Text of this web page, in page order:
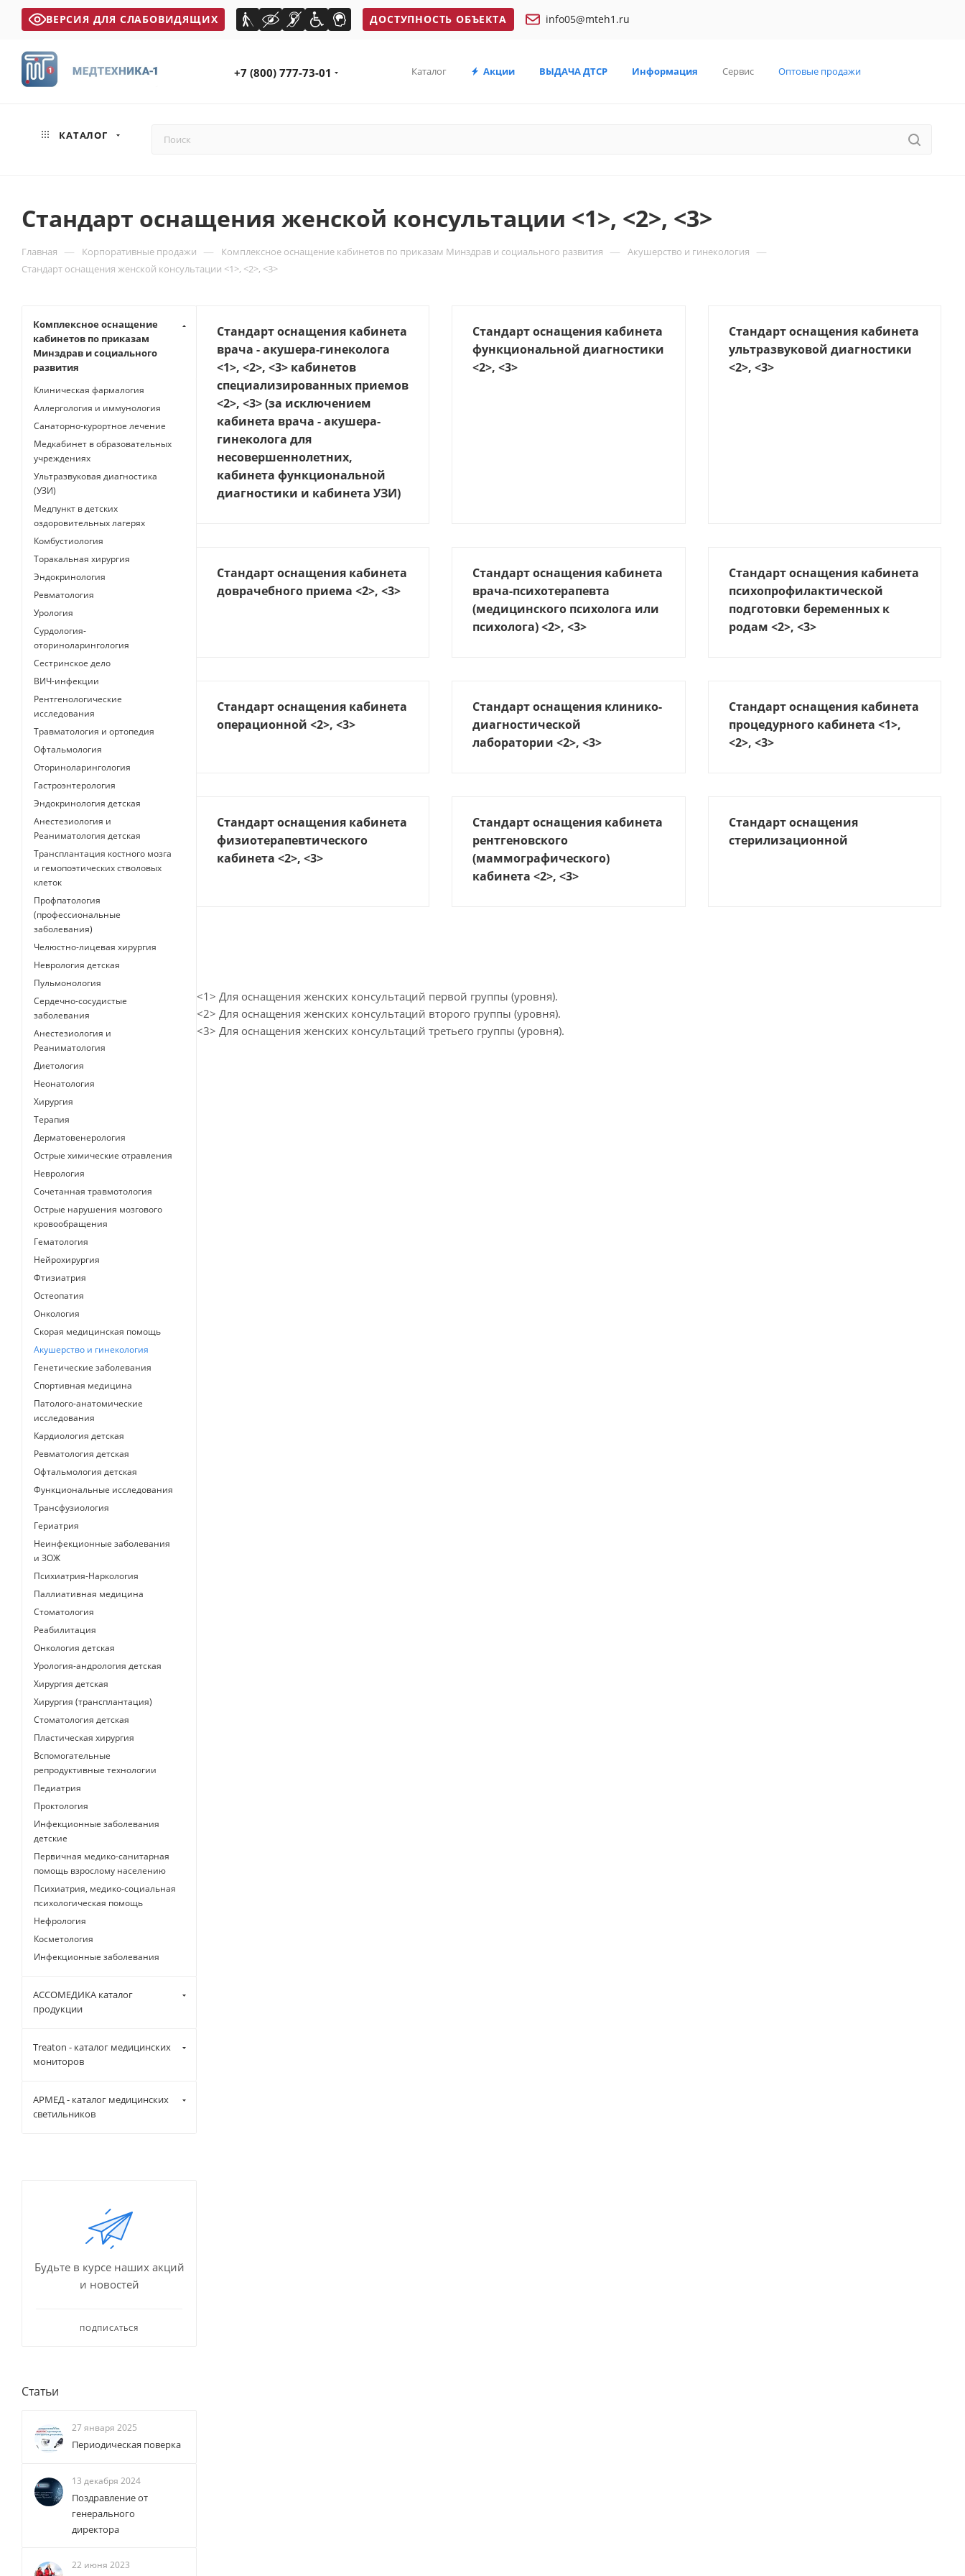
ВЕРСИЯ ДЛЯ СЛАБОВИДЯЩИХ ДОСТУПНОСТЬ ОБЪЕКТА info05@mteh1.ru
+7 (800) 777-73-01 Каталог Акции ВЫДАЧА ДТСР Информация Сервис Оптовые продажи
КАТАЛОГ
Стандарт оснащения женской консультации <1>, <2>, <3>
Главная — Корпоративные продажи — Комплексное оснащение кабинетов по приказам Минздрав и социального развития — Акушерство и гинекология —
Стандарт оснащения женской консультации <1>, <2>, <3>
Стандарт оснащения кабинета
врача - акушера-гинеколога
<1>, <2>, <3> кабинетов
специализированных приемов
<2>, <3> (за исключением
кабинета врача - акушера-
гинеколога для
несовершеннолетних,
кабинета функциональной
диагностики и кабинета УЗИ)
Стандарт оснащения кабинета
функциональной диагностики
<2>, <3>
Стандарт оснащения кабинета
ультразвуковой диагностики
<2>, <3>
Стандарт оснащения кабинета
доврачебного приема <2>, <3>
Стандарт оснащения кабинета
врача-психотерапевта
(медицинского психолога или
психолога) <2>, <3>
Стандарт оснащения кабинета
психопрофилактической
подготовки беременных к
родам <2>, <3>
Стандарт оснащения кабинета
операционной <2>, <3>
Стандарт оснащения клинико-
диагностической
лаборатории <2>, <3>
Стандарт оснащения кабинета
процедурного кабинета <1>,
<2>, <3>
Стандарт оснащения кабинета
физиотерапевтического
кабинета <2>, <3>
Стандарт оснащения кабинета
рентгеновского
(маммографического)
кабинета <2>, <3>
Стандарт оснащения
стерилизационной
<1> Для оснащения женских консультаций первой группы (уровня).
<2> Для оснащения женских консультаций второго группы (уровня).
<3> Для оснащения женских консультаций третьего группы (уровня).
Комплексное оснащение
кабинетов по приказам
Минздрав и социального
развития
Клиническая фармалогия
Аллергология и иммунология
Санаторно-курортное лечение
Медкабинет в образовательных
учреждениях
Ультразвуковая диагностика
(УЗИ)
Медпункт в детских
оздоровительных лагерях
Комбустиология
Торакальная хирургия
Эндокринология
Ревматология
Урология
Сурдология-
оториноларингология
Сестринское дело
ВИЧ-инфекции
Рентгенологические
исследования
Травматология и ортопедия
Офтальмология
Оториноларингология
Гастроэнтерология
Эндокринология детская
Анестезиология и
Реаниматология детская
Трансплантация костного мозга
и гемопоэтических стволовых
клеток
Профпатология
(профессиональные
заболевания)
Челюстно-лицевая хирургия
Неврология детская
Пульмонология
Сердечно-сосудистые
заболевания
Анестезиология и
Реаниматология
Диетология
Неонатология
Хирургия
Терапия
Дерматовенерология
Острые химические отравления
Неврология
Сочетанная травмотология
Острые нарушения мозгового
кровообращения
Гематология
Нейрохирургия
Фтизиатрия
Остеопатия
Онкология
Скорая медицинская помощь
Акушерство и гинекология
Генетические заболевания
Спортивная медицина
Патолого-анатомические
исследования
Кардиология детская
Ревматология детская
Офтальмология детская
Функциональные исследования
Трансфузиология
Гериатрия
Неинфекционные заболевания
и ЗОЖ
Психиатрия-Наркология
Паллиативная медицина
Стоматология
Реабилитация
Онкология детская
Урология-андрология детская
Хирургия детская
Хирургия (трансплантация)
Стоматология детская
Пластическая хирургия
Вспомогательные
репродуктивные технологии
Педиатрия
Проктология
Инфекционные заболевания
детские
Первичная медико-санитарная
помощь взрослому населению
Психиатрия, медико-социальная
психологическая помощь
Нефрология
Косметология
Инфекционные заболевания
АССОМЕДИКА каталог
продукции
Treaton - каталог медицинских
мониторов
АРМЕД - каталог медицинских
светильников
Будьте в курсе наших акций
и новостей
ПОДПИСАТЬСЯ
Статьи
27 января 2025
Периодическая поверка
13 декабря 2024
Поздравление от
генерального
директора
22 июня 2023